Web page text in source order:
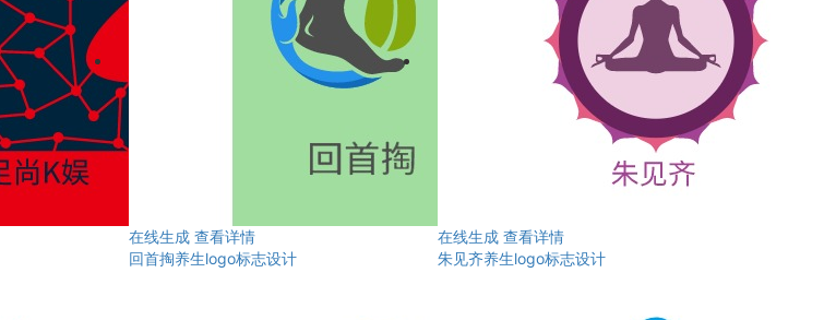
在线生成 查看详情
回首掏养生logo标志设计
在线生成 查看详情
朱见齐养生logo标志设计